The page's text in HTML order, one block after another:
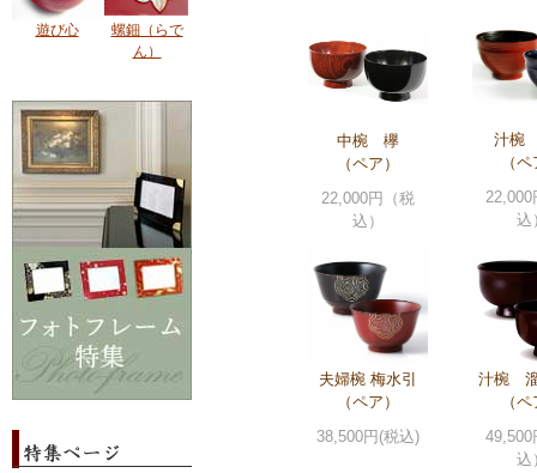
遊び心
螺鈿（らで
ん）
中椀 欅
（ペア）
22,000円（税
込）
汁椀
（
22,000
込
夫婦椀 梅水引
（ペア）
38,500円(税込)
汁椀
（
49,500
込